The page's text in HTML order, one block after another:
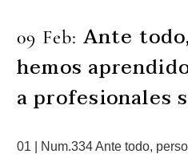
09 Feb: Ante
hemos
a profesionales
01 | Num.334 Ante todo,